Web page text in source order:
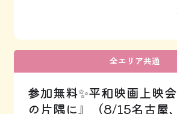
全エリア共通
参加無料✨平和映画上映
の片隅に』（8/15名古屋